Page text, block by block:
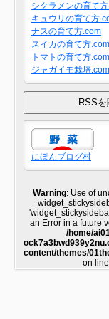
シクラメンの育て
キュウリの育て方
ナスの育て方.com
スイカの育て方.com
トマトの育て方.com
ジャガイモ栽培.com
にほんブログ村
Warning: Use of
an Error in a future
/home/
content/themes/
on line